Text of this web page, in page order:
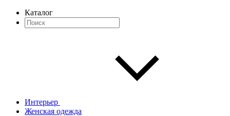
Каталог
Интерьер
Женская одежда